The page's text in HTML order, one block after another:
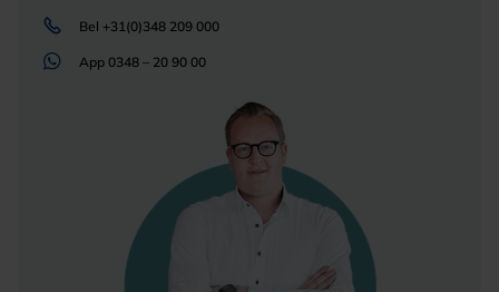
Bel +31(0)348 209 000
App 0348 – 20 90 00